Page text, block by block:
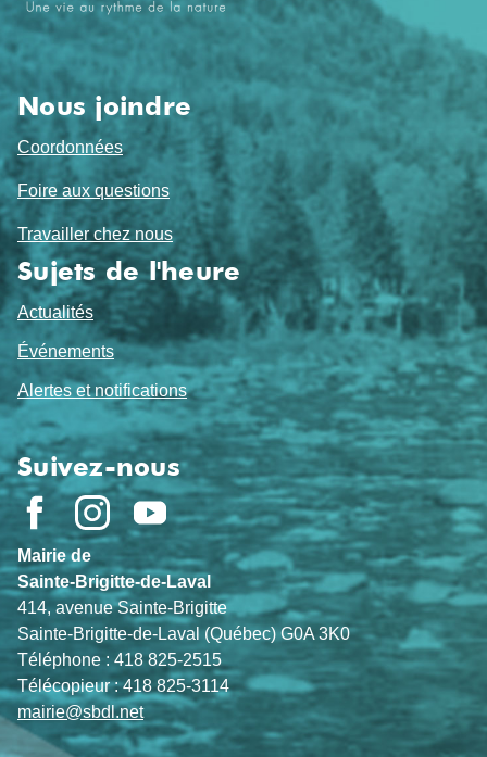
de
page
Nous joindre
Coordonnées
Foire aux questions
Travailler chez nous
Sujets de l'heure
Actualités
Événements
Alertes et notifications
Suivez-nous
Mairie de
Sainte-Brigitte-de-Laval
414, avenue Sainte-Brigitte
Sainte-Brigitte-de-Laval (Québec) G0A 3K0
Téléphone : 418 825-2515
Télécopieur : 418 825-3114
mairie@sbdl.net